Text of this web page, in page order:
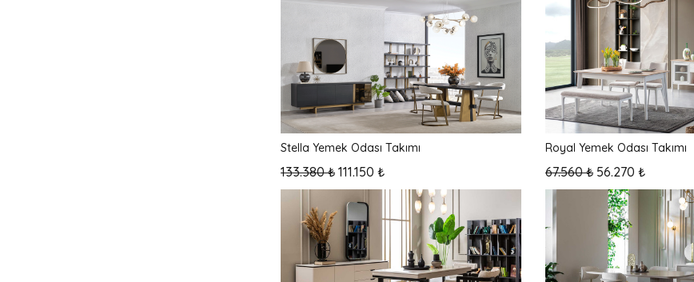
Stella Yemek Odası Takımı
133.380 ₺ 111.150 ₺
Royal Yemek Odası Takımı
67.560 ₺ 56.270 ₺